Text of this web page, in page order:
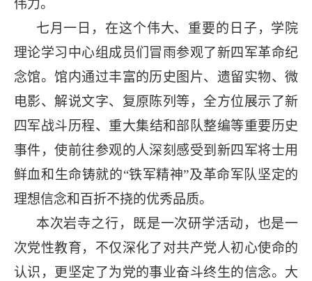
伟力。
七月一日 ，在这个伟大、重要的日子，学院
理论学习中心组成员们冒雨参观了新四军革命纪
念馆。馆内通过丰富的历史图片、遗留实物、微
电影、解说文字、复原陈列等，全方位展示了新
四军战斗历程、重大集结和部队整编等重要历史
事件，使前往参观的人深刻感受到新四军将士用
鲜血和生命铸就的“铁军精神”及革命军队坚定的
理想信念和百折不挠的优秀品质。
本次岩寺之行，既是一次研学活动，也是一
次党性教育，不仅深化了对共产党人初心使命的
认识，更坚定了为党的事业奋斗终生的信念。大